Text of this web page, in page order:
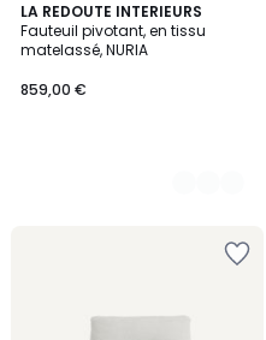
LA REDOUTE INTERIEURS
Fauteuil pivotant, en tissu
matelassé, NURIA
859,00 €
3
Couleurs